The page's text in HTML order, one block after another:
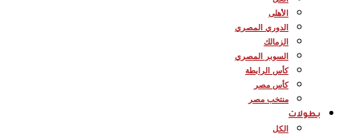
الأهلى
الدوري المصري
الزمالك
السوبر المصري
كأس الرابطة
كأس مصر
منتخب مصر
بطولات
الكل